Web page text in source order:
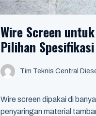
Wire Screen
Pilihan
Tim Teknis Central
Wire screen dipakai di
penyaringan material